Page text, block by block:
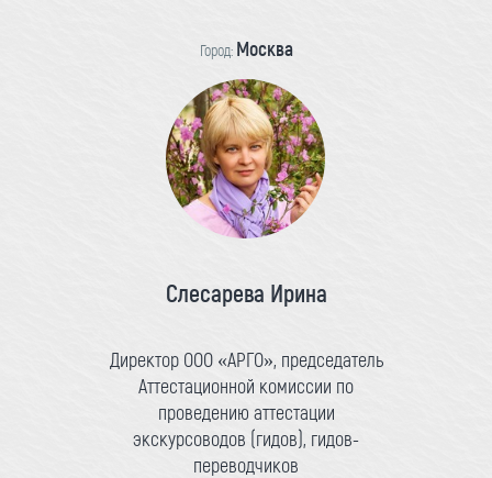
Город: Москва
Слесарева Ирина
Директор ООО «АРГО», председатель
Аттестационной комиссии по
проведению аттестации
экскурсоводов (гидов), гидов-
переводчиков